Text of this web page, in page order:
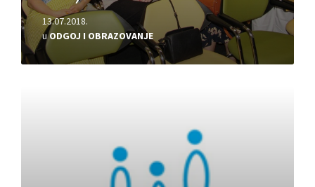
13.07.2018.
uODGOJ I OBRAZOVANJE